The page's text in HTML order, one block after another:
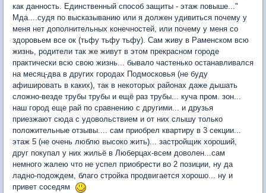
как данность. Единственный способ защиты - этаж повыше..."
Мда....судя по высказыванию или я должен удивиться почему у
меня нет дополнительных конечностей, или почему у меня со
здоровьем все ок (тьфу тьфу тьфу). Сам живу в Раменском всю
жизнь, родители так же живут в этом прекрасном городе
практически всю свою жизнь... бывало частенько останавливался
на месяц-два в других городах Подмосковья (не буду
афишировать в каких), так в некоторых районах даже дышать
сложно-везде трубы трубы и ещё раз трубы... куча пром. зон...
наш город еще рай по сравнению с другими... и друзья
приезжают сюда с удовольствием и от них слышу только
положительные отзывы.... сам приобрел квартиру в 3 секции...
этаж 5 (не очень люблю высоко жить)... застройщик хороший,
друг покупал у них жильё в Люберцах-всем доволен...сам
немного жалею что не успел приобрести во 2 позиции, ну да
ладно-подождем, благо стройка продвигается хорошо... ну и
привет соседям